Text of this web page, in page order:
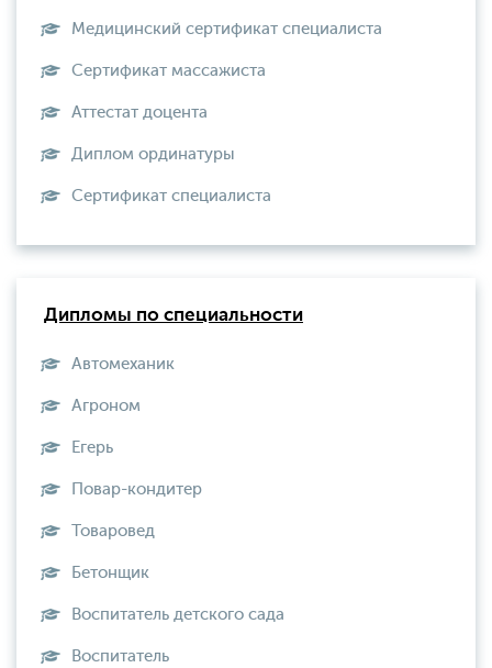
Медицинский сертификат специалиста
Сертификат массажиста
Аттестат доцента
Диплом ординатуры
Сертификат специалиста
Дипломы по специальности
Автомеханик
Агроном
Егерь
Повар-кондитер
Товаровед
Бетонщик
Воспитатель детского сада
Воспитатель